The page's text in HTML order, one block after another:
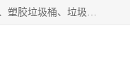
肇庆市汇嘉塑胶制品有限公司是一家塑胶垃圾桶生产厂家，本厂主营：塑料托盘、塑料筐厂家、户外垃圾桶、塑胶垃圾桶、垃圾桶等产品，深受广大客户的欢迎。公司拥有一支勇于、善于集思广益的生产队伍，实力雄厚的技术力量，一贯奉行“以人为本”的管理和服务理念。